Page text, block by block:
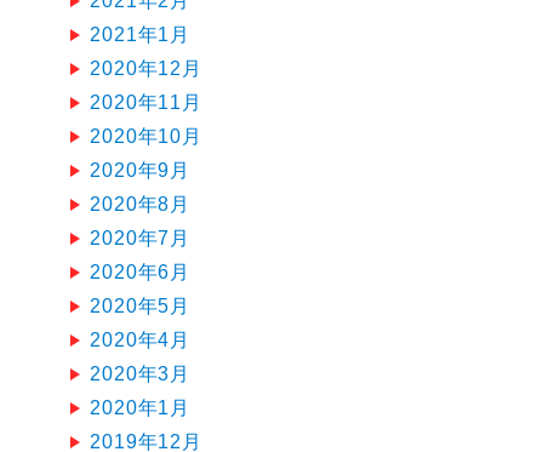
2021年1月
2020年12月
2020年11月
2020年10月
2020年9月
2020年8月
2020年7月
2020年6月
2020年5月
2020年4月
2020年3月
2020年1月
2019年12月